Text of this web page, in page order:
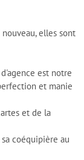
elles sont
est notre
et manie
et de la
coéquipière au